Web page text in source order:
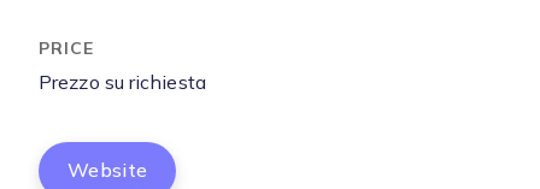
Prezzo su richiesta
Website